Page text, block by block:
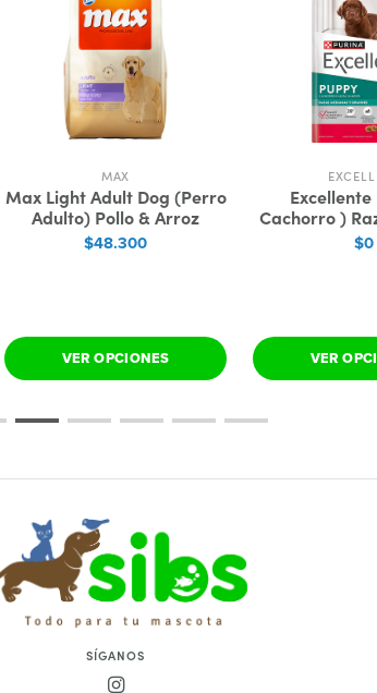
MAX
Max Light Adult Dog (Perro
Adulto) Pollo & Arroz
$48.300
VER OPCIONES
Cachorro )
$0
VER
SÍGANOS